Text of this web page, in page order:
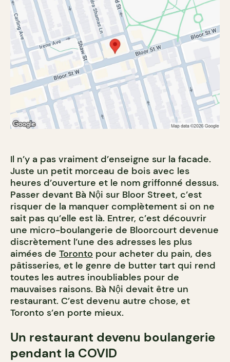
Il n’y a pas vraiment d’enseigne sur la facade.
Juste un petit morceau de bois avec les
heures d’ouverture et le nom griffonné dessus.
Passer devant Bà Nội sur Bloor Street, c’est
risquer de la manquer complètement si on ne
sait pas qu’elle est là. Entrer, c’est découvrir
une micro-boulangerie de Bloorcourt devenue
discrètement l’une des adresses les plus
aimées de Toronto pour acheter du pain, des
pâtisseries, et le genre de butter tart qui rend
toutes les autres inoubliables pour de
mauvaises raisons. Bà Nội devait être un
restaurant. C’est devenu autre chose, et
Toronto s’en porte mieux.
Un restaurant devenu boulangerie
pendant la COVID